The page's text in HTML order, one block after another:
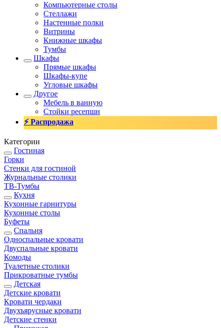
Компьютерные столы
Стеллажи
Настенные полки
Витрины
Книжные шкафы
Тумбы
Шкафы
Прямые шкафы
Шкафы-купе
Угловые шкафы
Другое
Мебель в ванную
Стойки ресепшн
⚡ Распродажа
Категории
Гостиная
Горки
Стенки для гостиной
Журнальные столики
TВ-Тумбы
Кухня
Кухонные гарнитуры
Кухонные столы
Буфеты
Спальня
Односпальные кровати
Двуспальные кровати
Комоды
Туалетные столики
Прикроватные тумбы
Детская
Детские кровати
Кровати чердаки
Двухъярусные кровати
Детские стенки